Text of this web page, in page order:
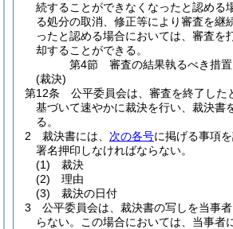
続することができなくなったと認める
る処分の取消、修正等により審査を継
ったと認める場合においては、審査を
却することができる。
第4節
審査の結果執るべき措置
(裁決)
第12条
公平委員会は、審査を終了した
基づいて速やかに裁決を行い、裁決書
る。
2
裁決書には、 次の各号に掲げる事項
署名押印しなければならない。
(1)
裁決
(2)
理由
(3)
裁決の日付
3
公平委員会は、裁決書の写しを当事
らない。
この場合においては、当事者